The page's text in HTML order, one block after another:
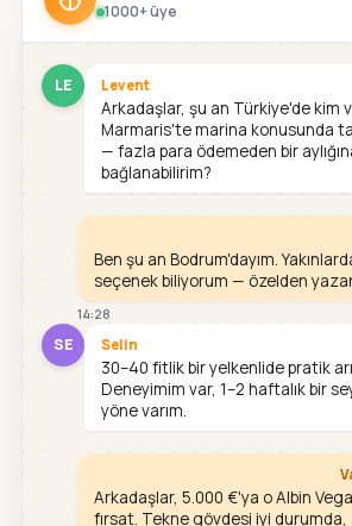
1000+ üye
LE Levent
Arkadaşlar, şu an Türkiye'de kim
Marmaris'te marina konusunda
— fazla para ödemeden bir
bağlanabilirim?
Ben şu an Bodrum'dayım.
seçenek biliyorum — özelden
14:28
SE Selin
30–40 fitlik bir yelkenlide pratik
Deneyimim var, 1–2 haftalık bir
yöne varım.
Arkadaşlar, 5.000 €'ya o Albin
fırsat. Tekne gövdesi iyi durumda,